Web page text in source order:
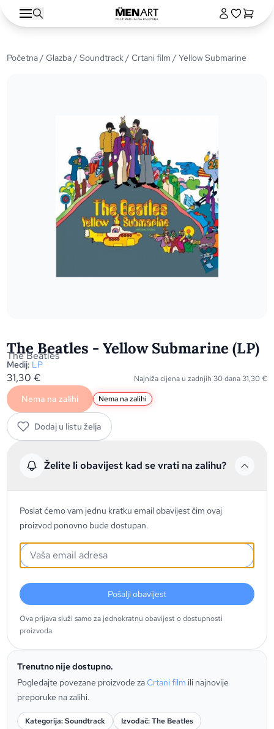
Početna/Glazba/Soundtrack/Crtani film / Yellow Submarine
The Beatles - Yellow Submarine (LP)
The Beatles
Medij: LP
31,30€ Najniža cijena u zadnjih 30 dana31,30€
Nema na zalihi Nema na zalihi
Dodaj u listu želja
Želite li obavijest kad se vrati na zalihu?
Poslat ćemo vam jednu kratku email obavijest čim ovaj
proizvod ponovno bude dostupan.
Pošalji obavijest
Ova prijava služi samo za jednokratnu obavijest o dostupnosti
proizvoda.
Trenutno nije dostupno.
Pogledajte povezane proizvode zaCrtani film ili najnovije
preporuke na zalihi.
Kategorija: Soundtrack Izvođač: The Beatles